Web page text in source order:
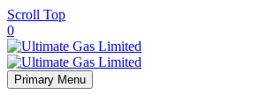
Scroll Top
0
Primary Menu